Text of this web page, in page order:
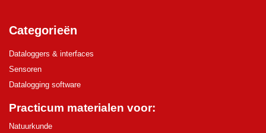
Categorieën
Dataloggers & interfaces
Sensoren
Datalogging software
Practicum materialen voor:
Natuurkunde